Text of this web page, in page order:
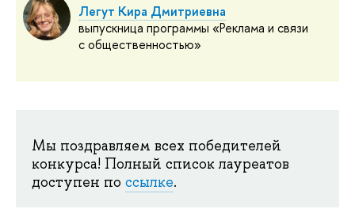
Легут Кира Дмитриевна
выпускница программы «Реклама и связи
с общественностью»
Мы поздравляем всех победителей
конкурса! Полный список лауреатов
доступен по ссылке.